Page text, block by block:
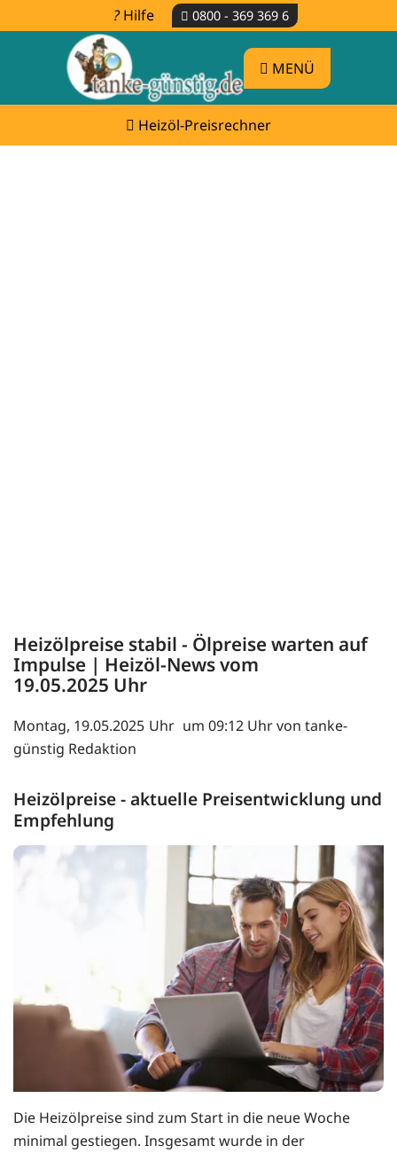
Hilfe 0800 - 369 369 6
MENÜ
Heizöl-Preisrechner
Heizölpreise stabil - Ölpreise warten auf
Impulse | Heizöl-News vom
19.05.2025
Montag, 19.05.2025
um 09:12 Uhr von tanke-
günstig Redaktion
Heizölpreise - aktuelle Preisentwicklung und
Empfehlung
Die Heizölpreise sind zum Start in die neue Woche
minimal gestiegen. Insgesamt wurde in der